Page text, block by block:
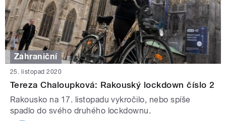
Zahraniční
25. listopad 2020
Tereza Chaloupková: Rakouský lockdown číslo 2
Rakousko na 17. listopadu vykročilo, nebo spíše
spadlo do svého druhého lockdownu.